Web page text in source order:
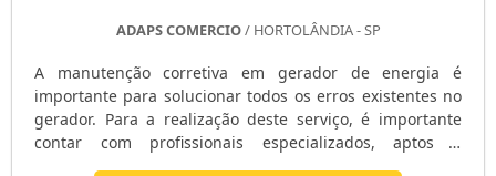
ADAPS COMERCIO/ HORTOLÂNDIA - SP
A manutenção corretiva em gerador de energia é
importante para solucionar todos os erros existentes no
gerador. Para a realização deste serviço, é importante
contar com profissionais especializados, aptos a